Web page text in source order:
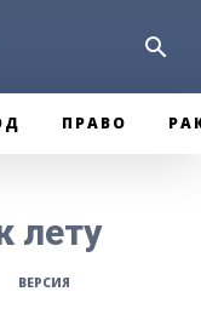
ПРАВО
лету
ВЕРСИЯ